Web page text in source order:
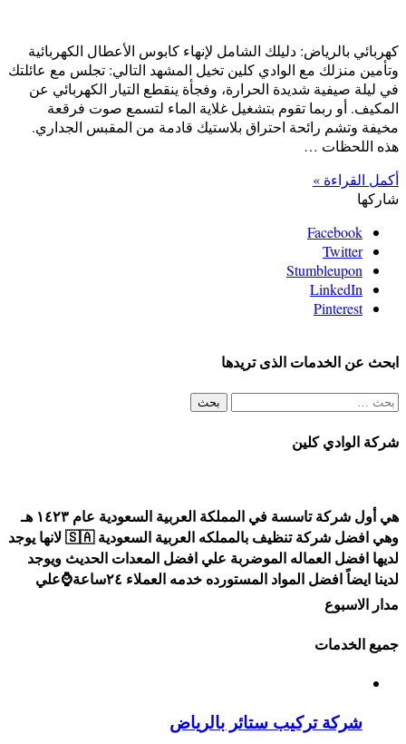
كهربائي بالرياض: دليلك الشامل لإنهاء كابوس الأعطال الكهربائية
وتأمين منزلك مع الوادي كلين تخيل المشهد التالي: تجلس مع عائلتك
في ليلة صيفية شديدة الحرارة، وفجأة ينقطع التيار الكهربائي عن
المكيف. أو ربما تقوم بتشغيل غلاية الماء لتسمع صوت فرقعة
مخيفة وتشم رائحة احتراق بلاستيك قادمة من المقبس الجداري.
هذه اللحظات …
أكمل القراءة »
شاركها
Facebook
Twitter
Stumbleupon
LinkedIn
Pinterest
ابحث عن الخدمات الذى تريدها
البحث
شركة الوادي كلين
هي أول شركة تاسسة في المملكة العربية السعودية عام ١٤٢٣ هـ
وهي افضل شركة تنظيف بالمملكه العربية السعودية 🇸🇦 لانها يوجد
لديها افضل العماله الموضربة علي افضل المعدات الحديث ويوجد
لدينا ايضاً افضل المواد المستورده خدمه العملاء ٢٤ساعة⌚علي
مدار الاسبوع
جميع الخدمات
شركة تركيب ستائر بالرياض